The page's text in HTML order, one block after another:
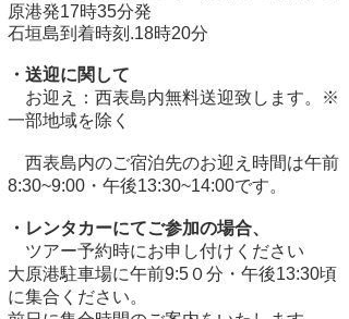
原港発17時35分発
石垣島到着時刻.18時20分
・送迎に関して
お迎え：西表島内無料送迎致します。※
一部地域を除く
西表島内のご宿泊先のお迎え時間は午前
8:30~9:00・午後13:30~14:00です。
・レンタカーにてご参加の場合、
ツアー予約時にお申し付けください
大原港駐車場に午前9:5０分・午後13:30頃
に集合ください。